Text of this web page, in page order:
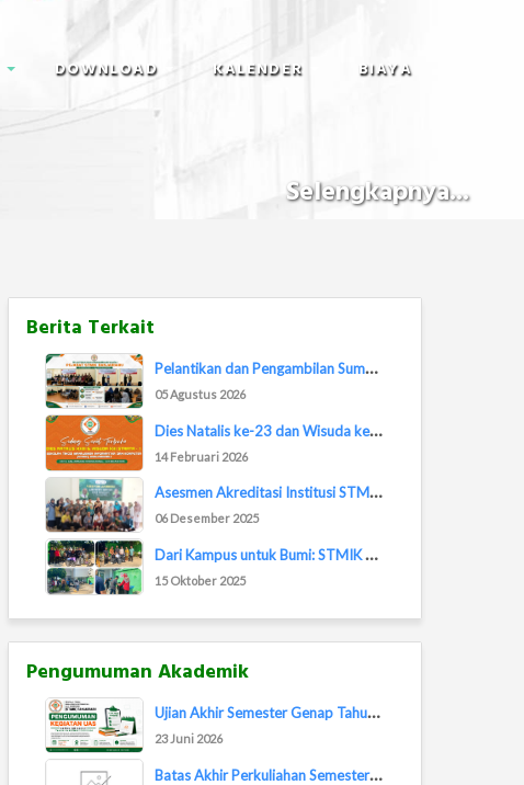
DOWNLOAD KALENDER BIAYA
Selengkapnya...
Berita Terkait
P
elantikan dan Pengambilan Sumpah Jabatan Pej...
05 Agustus 2026
D
ies Natalis ke-23 dan Wisuda ke-21 STIMIK Ba...
14 Februari 2026
A
sesmen Akreditasi Institusi STMIK Banjarbaru...
06 Desember 2025
D
ari Kampus untuk Bumi: STMIK Banjarbaru Ikut...
15 Oktober 2025
Pengumuman Akademik
U
jian Akhir Semester Genap Tahun Akademik 202...
23 Juni 2026
B
atas Akhir Perkuliahan Semester Genap TA 202...